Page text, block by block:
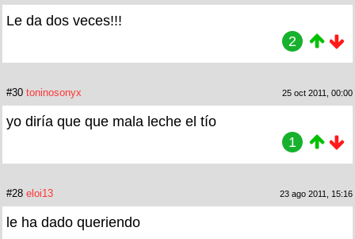
Le da dos veces!!!
2
#30 toninosonyx 25 oct 2011, 00:00
yo diría que que mala leche el tío
1
#28 eloi13 23 ago 2011, 15:16
le ha dado queriendo